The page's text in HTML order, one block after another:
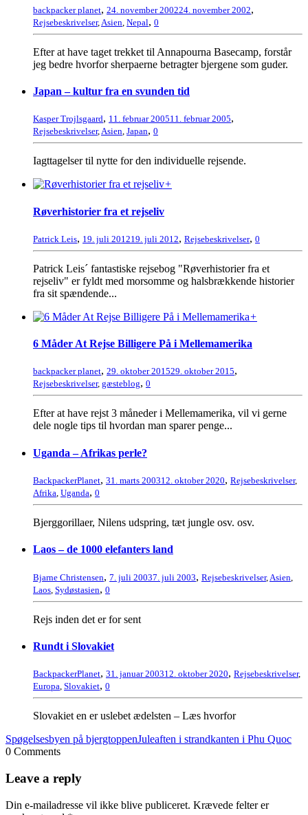
backpacker planet, 24. november 200224. november 2002,
Rejsebeskrivelser, Asien Nepal, 0
Efter at have taget trekket til Annapourna Basecamp, forstår
jeg bedre hvorfor sherpaerne betragter bjergene som guder.
Japan – kultur fra en svunden tid
Kasper Trojlsgaard, 11. februar 200511. februar 2005,
Rejsebeskrivelser,Asien, Japan, 0
Iagttagelser til nytte for den individuelle rejsende.
+
Røverhistorier fra et rejseliv
Patrick Leis, 19. juli 201219. juli 2012, Rejsebeskrivelser, 0
Patrick Leis´ fantastiske rejsebog "Røverhistorier fra et
rejseliv" er fyldt med morsomme og halsbrækkende historier
fra sit spændende...
+
6 Måder At Rejse Billigere På i Mellemamerika
backpacker planet, 29. oktober 201529. oktober 2015,
Rejsebeskrivelser, gæsteblog, 0
Efter at have rejst 3 måneder i Mellemamerika, vil vi gerne
dele nogle tips til hvordan man sparer penge...
Uganda – Afrikas perle?
BackpackerPlanet, 31. marts 200312. oktober 2020, Rejsebeskrivelser,
Afrika, Uganda, 0
Bjerggorillaer, Nilens udspring, tæt jungle osv. osv.
Laos – de 1000 elefanters land
Bjarne Christensen, 7. juli 20037. juli 2003, Rejsebeskrivelser, Asien
Laos Sydøstasien, 0
Rejs inden det er for sent
Rundt i Slovakiet
BackpackerPlanet, 31. januar 200312. oktober 2020, Rejsebeskrivelser,
Europa, Slovakiet, 0
Slovakiet en er uslebet ædelsten – Læs hvorfor
Spøgelsesbyen på bjergtoppenJuleaften i strandkanten i Phu Quoc
0 Comments
Leave a reply
Din e-mailadresse vil ikke blive publiceret. Krævede felter er